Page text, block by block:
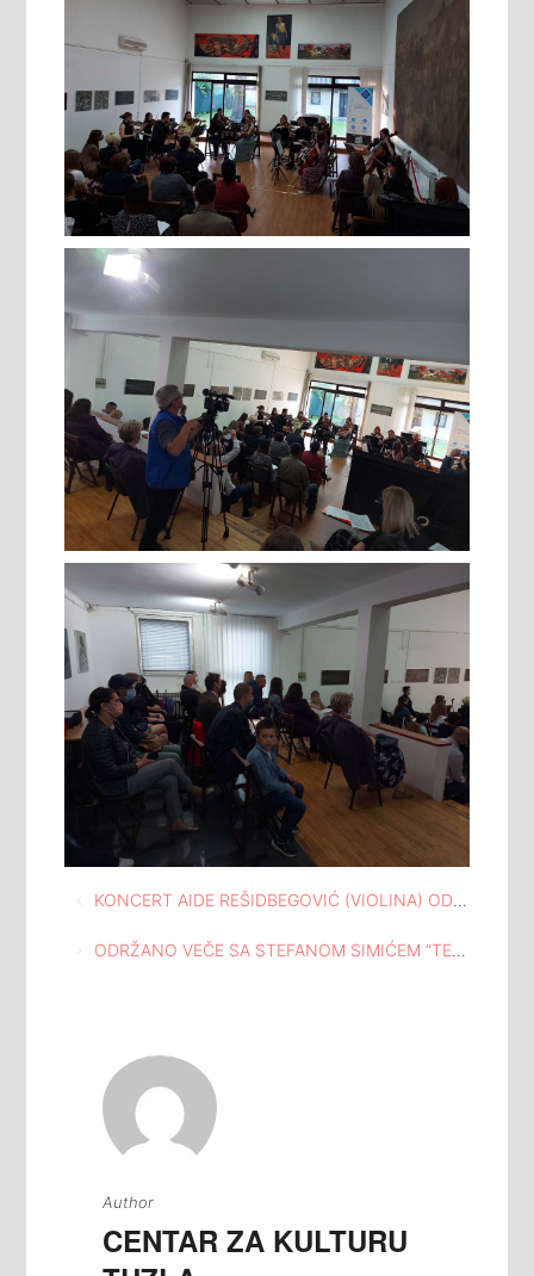
Navigacija
članaka
KONCERT AIDE REŠIDBEGOVIĆ (VIOLINA) ODRŽAN U MEĐUNARODNOJ GALERIJI PORTRETA TUZLA
ODRŽANO VEČE SA STEFANOM SIMIĆEM “TEATAR ISKRENOSTI” U KUĆI I ATELJEU ISMET MUJEZINOVIĆ TUZLA
Author
CENTAR ZA KULTURU